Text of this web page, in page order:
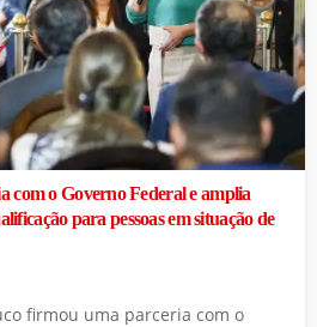
com o Governo Federal e amplia
para pessoas em situação de
firmou uma parceria com o